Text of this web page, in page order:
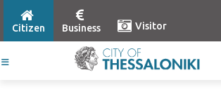
Citizen Business Visitor